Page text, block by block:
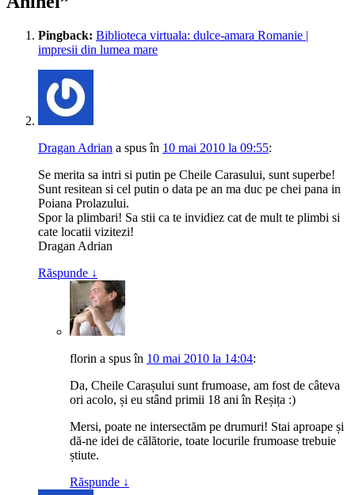
Pingback: Biblioteca virtuala: dulce-amara Romanie |
impresii din lumea mare
Dragan Adrian a spusîn 10 mai 2010 la 09:55:
Se merita sa intri si putin pe Cheile Carasului, sunt superbe!
Sunt resitean si cel putin o data pe an ma duc pe chei pana in
Poiana Prolazului.
Spor la plimbari! Sa stii ca te invidiez cat de mult te plimbi si
cate locatii vizitezi!
Dragan Adrian
Răspunde ↓
florin a spusîn 10 mai 2010 la 14:04:
Da, Cheile Carașului sunt frumoase, am fost de câteva
ori acolo, și eu stând primii 18 ani în Reșița :)
Mersi, poate ne intersectăm pe drumuri! Stai aproape și
dă-ne idei de călătorie, toate locurile frumoase trebuie
știute.
Răspunde ↓